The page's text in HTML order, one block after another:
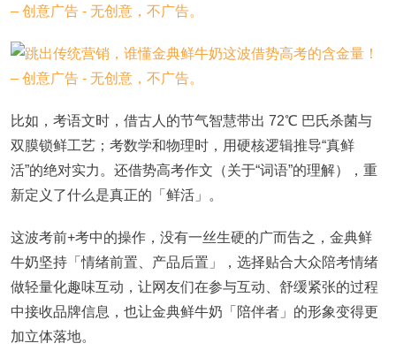
比如，考语文时，借古人的节气智慧带出 72℃ 巴氏杀菌与
双膜锁鲜工艺；考数学和物理时，用硬核逻辑推导“真鲜
活”的绝对实力。还借势高考作文（关于“词语”的理解），重
新定义了什么是真正的「鲜活」。
这波考前+考中的操作，没有一丝生硬的广而告之，金典鲜
牛奶坚持「情绪前置、产品后置」，选择贴合大众陪考情绪
做轻量化趣味互动，让网友们在参与互动、舒缓紧张的过程
中接收品牌信息，也让金典鲜牛奶「陪伴者」的形象变得更
加立体落地。